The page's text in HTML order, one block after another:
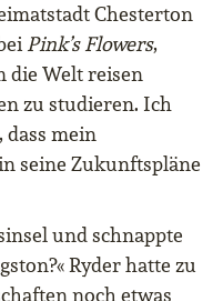
Chesterton
Pink’s Flowers,
die Welt reisen
zu studieren. Ich
mein
seine Zukunftspläne
und schnappte
Ryder hatte zu
noch etwas